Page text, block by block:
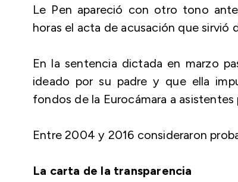
Le Pen apareció con otro tono
horas el acta de acusación que sirvió
En la sentencia dictada en marzo
ideado por su padre y que ella
fondos de la Eurocámara a
Entre 2004 y 2016 consideraron
La carta de la transparencia